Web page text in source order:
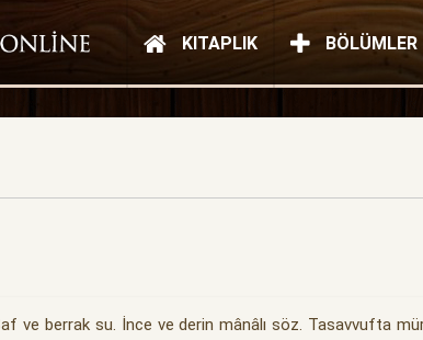
KITAPLIK BÖLÜMLER
ve berrak su. İnce ve derin mânâlı söz. Tasavvufta